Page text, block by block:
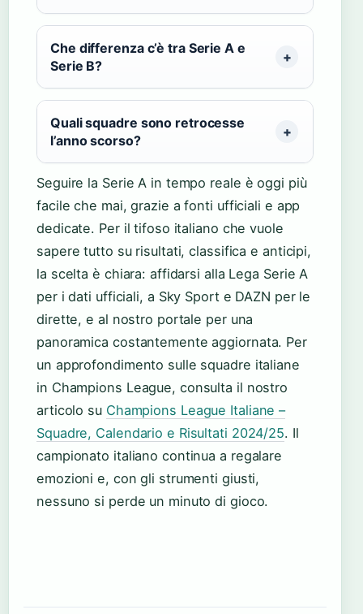
Che differenza c’è tra Serie A e
Serie B?
Quali squadre sono retrocesse
l’anno scorso?
Seguire la Serie A in tempo reale è oggi più
facile che mai, grazie a fonti ufficiali e app
dedicate. Per il tifoso italiano che vuole
sapere tutto su risultati, classifica e anticipi,
la scelta è chiara: affidarsi alla Lega Serie A
per i dati ufficiali, a Sky Sport e DAZN per le
dirette, e al nostro portale per una
panoramica costantemente aggiornata. Per
un approfondimento sulle squadre italiane
in Champions League, consulta il nostro
articolo su Champions League Italiane –
Squadre, Calendario e Risultati 2024/25. Il
campionato italiano continua a regalare
emozioni e, con gli strumenti giusti,
nessuno si perde un minuto di gioco.